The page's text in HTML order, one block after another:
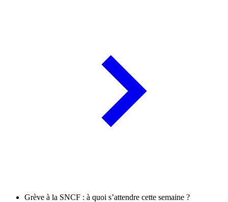
Grève à la SNCF : à quoi s’attendre cette semaine ?